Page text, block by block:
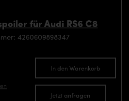
für Audi RS6 C8
4260609898347
In den Warenkorb
Jetzt anfragen